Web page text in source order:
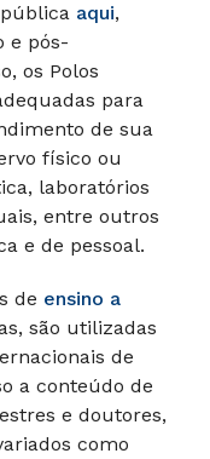
aqui,
e pós-
os Polos
para
de sua
físico ou
laboratórios
entre outros
e de pessoal.
de ensino a
são utilizadas
de
a conteúdo de
e doutores,
como